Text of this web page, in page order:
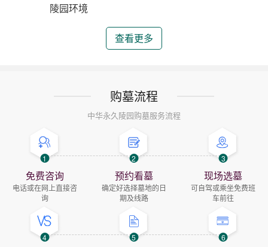
陵园环境
查看更多
购墓流程
中华永久陵园购墓服务流程
1
免费咨询
电话或在网上直接咨
询
2
预约看墓
确定好选择墓地的日
期及线路
3
现场选墓
可自驾或乘坐免费班
车前往
4 5 6